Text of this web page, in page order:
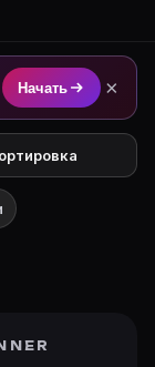
Начать ×